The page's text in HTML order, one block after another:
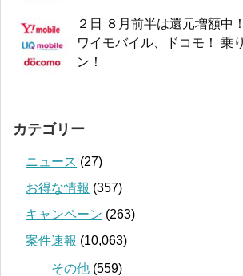
２日 ８月前半は還元増額中
ワイモバイル、ドコモ！ 乗
ン！
カテゴリー
ニュース (27)
お得な情報 (357)
キャンペーン (263)
案件速報 (10,063)
その他 (559)